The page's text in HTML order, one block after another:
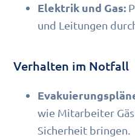
Elektrik und Gas:
und Leitungen
Verhalten im Notfall
wie Mitarbeiter
Sicherheit bringen.